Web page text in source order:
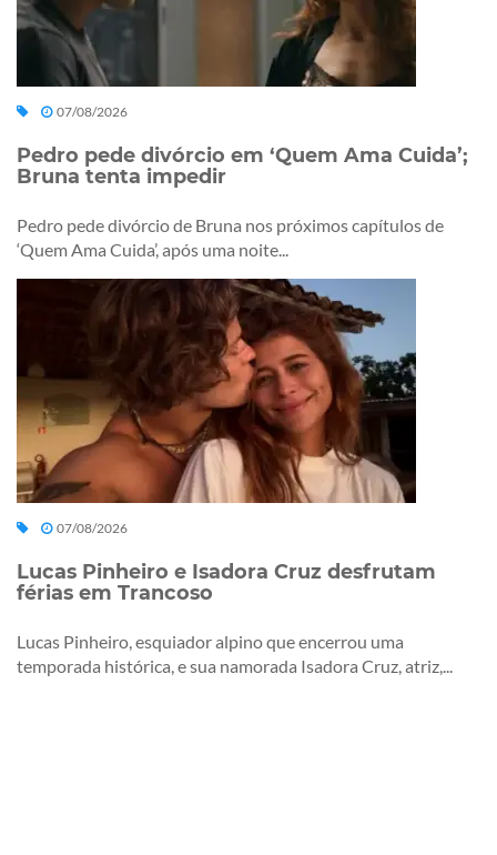
07/08/2026
Pedro pede divórcio em ‘Quem Ama Cuida’;
Bruna tenta impedir
Pedro pede divórcio de Bruna nos próximos capítulos de
‘Quem Ama Cuida’, após uma noite...
07/08/2026
Lucas Pinheiro e Isadora Cruz desfrutam
férias em Trancoso
Lucas Pinheiro, esquiador alpino que encerrou uma
temporada histórica, e sua namorada Isadora Cruz, atriz,...